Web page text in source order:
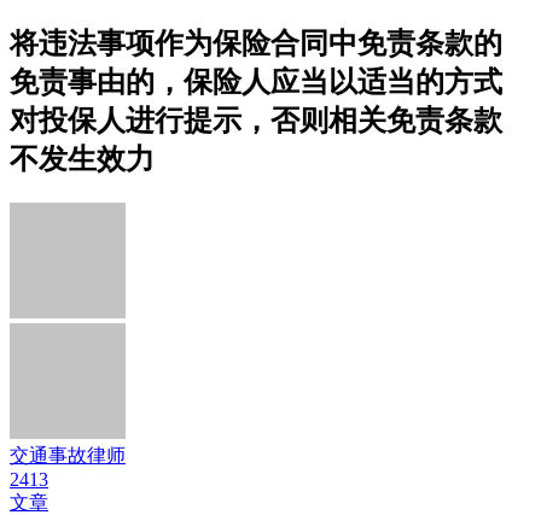
将违法事项作为保险合同中免责条款的
免责事由的，保险人应当以适当的方式
对投保人进行提示，否则相关免责条款
不发生效力
交通事故律师
2413
文章